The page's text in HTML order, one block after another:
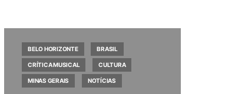
BELO HORIZONTE BRASIL
CRÍTICA MUSICAL CULTURA
MINAS GERAIS NOTÍCIAS